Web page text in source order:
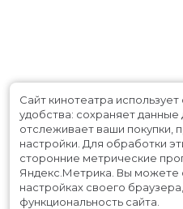
Сайт кинотеатра
удобства: сохраняет данные
отслеживает ваши покупки,
настройки. Для обработки
сторонние метрические
Яндекс.Метрика. Вы можете
настройках своего
функциональность сайта.